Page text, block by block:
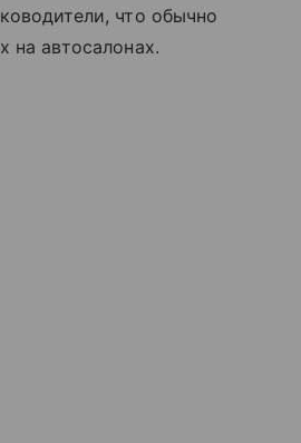
что обычно
на автосалонах.